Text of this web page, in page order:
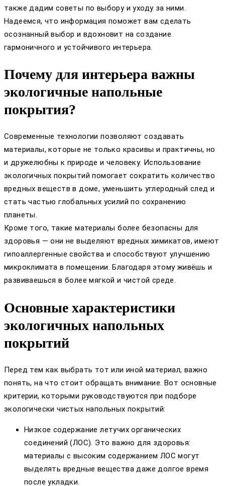
также дадим советы по выбору и уходу за ними.
Надеемся, что информация поможет вам сделать
осознанный выбор и вдохновит на создание
гармоничного и устойчивого интерьера.
Почему для интерьера важны
экологичные напольные
покрытия?
Современные технологии позволяют создавать
материалы, которые не только красивы и практичны, но
и дружелюбны к природе и человеку. Использование
экологичных покрытий помогает сократить количество
вредных веществ в доме, уменьшить углеродный след и
стать частью глобальных усилий по сохранению
планеты.
Кроме того, такие материалы более безопасны для
здоровья — они не выделяют вредных химикатов, имеют
гипоаллергенные свойства и способствуют улучшению
микроклимата в помещении. Благодаря этому живёшь и
развиваешься в более мягкой и чистой среде.
Основные характеристики
экологичных напольных
покрытий
Перед тем как выбрать тот или иной материал, важно
понять, на что стоит обращать внимание. Вот основные
критерии, которыми руководствуются при подборе
экологически чистых напольных покрытий:
Низкое содержание летучих органических
соединений (ЛОС). Это важно для здоровья:
материалы с высоким содержанием ЛОС могут
выделять вредные вещества даже долгое время
после укладки.